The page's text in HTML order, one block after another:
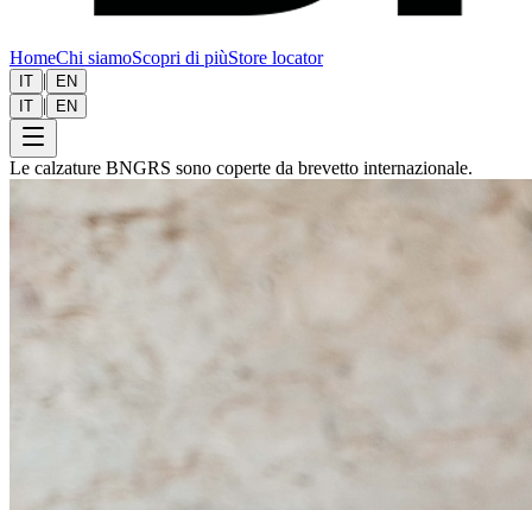
HomeChi siamoScopri di piùStore locator
IT |
EN
IT | EN
Le calzature BNGRS sono coperte da brevetto internazionale.